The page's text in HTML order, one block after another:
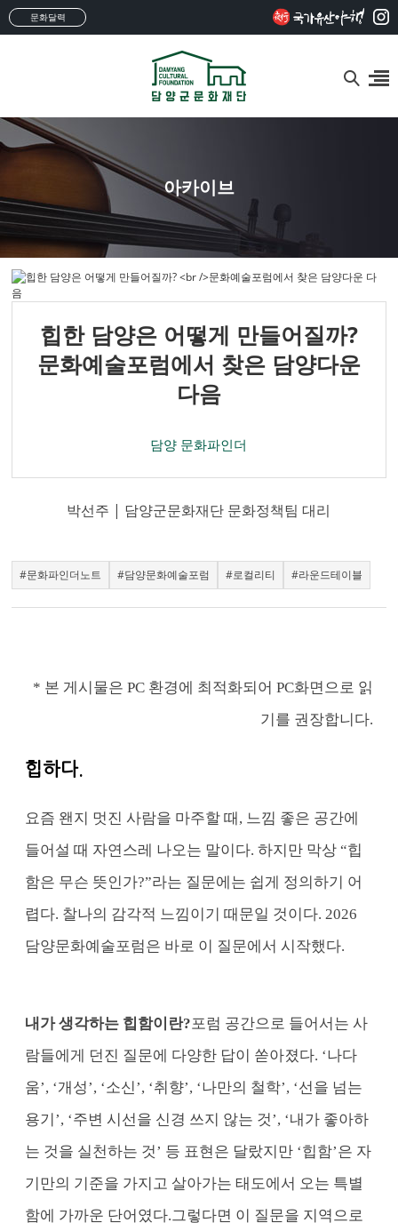
문화달력
아카이브
힙한 담양은 어떻게 만들어질까?
문화예술포럼에서 찾은 담양다운
다음
담양 문화파인더
박선주 | 담양군문화재단 문화정책팀 대리
#문화파인더노트 #담양문화예술포럼 #로컬리티 #라운드테이블
* 본 게시물은 PC 환경에 최적화되어 PC화면으로 읽
기를 권장합니다.
힙하다.
요즘 왠지 멋진 사람을 마주할 때, 느낌 좋은 공간에
들어설 때 자연스레 나오는 말이다.하지만 막상 “힙
함은 무슨 뜻인가?”라는 질문에는 쉽게 정의하기 어
렵다. 찰나의 감각적 느낌이기 때문일 것이다. 2026
담양문화예술포럼은 바로 이 질문에서 시작했다.
내가 생각하는 힙함이란?포럼 공간으로 들어서는 사
람들에게 던진 질문에 다양한 답이 쏟아졌다. ‘나다
움’, ‘개성’, ‘소신’, ‘취향’, ‘나만의 철학’, ‘선을 넘는
용기’, ‘주변 시선을 신경 쓰지 않는 것’, ‘내가 좋아하
는 것을 실천하는 것’ 등 표현은 달랐지만 ‘힙함’은 자
기만의 기준을 가지고 살아가는 태도에서 오는 특별
함에 가까운 단어였다.그렇다면 이 질문을 지역으로